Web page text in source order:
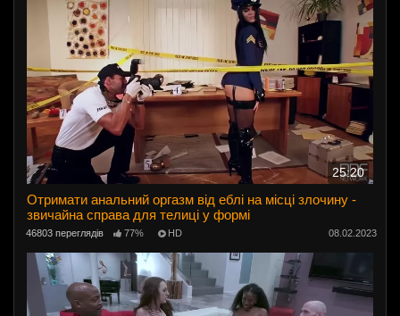
25:20
Отримати анальний оргазм від еблі на місці злочину -
звичайна справа для телиці у формі
46803 переглядів 77% HD 08.02.2023